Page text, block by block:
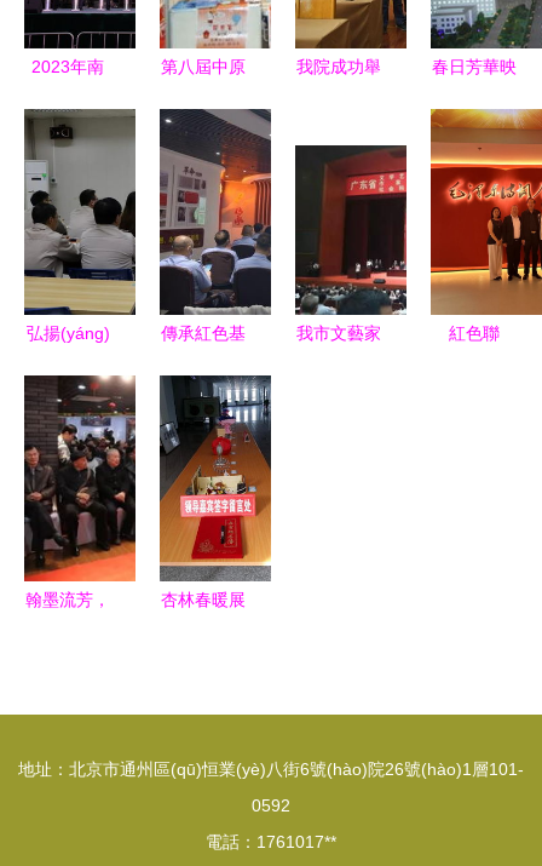
2023年南
自然遺產
(chǎn)日系
列活動
(dòng)盛大
開幕 非遺
市集、國際
共繪傳承新
篇
第八屆中原
(nóng)資產
(chǎn)品交
易暨信息交
流會(huì)
搭建行業
(yè)橋梁，
術(shù)新
活力
我院成功舉
化活動
藝術(shù)
交流
春日芳華映
社區(qū)組
織女職工參
觀銅煤文化
展覽館
慶“三八”
弘揚(yáng)
化，凝聚發
(fā)展力量
——廣東長
盈二廠、三
廠舉辦內
(nèi)部講師
傳承紅色基
化根基——
紫云自治縣
公安局紅色
文化教育暨
藝術(shù)
交流活動
我市文藝家
紅色聯
翰墨流芳，
展暨文化藝
杏林春暖展
展活動
(cè)記
地址：北京市通州區(qū)恒業(yè)八街6號(hào)院26號(hào)1層101-
0592
電話：1761017**